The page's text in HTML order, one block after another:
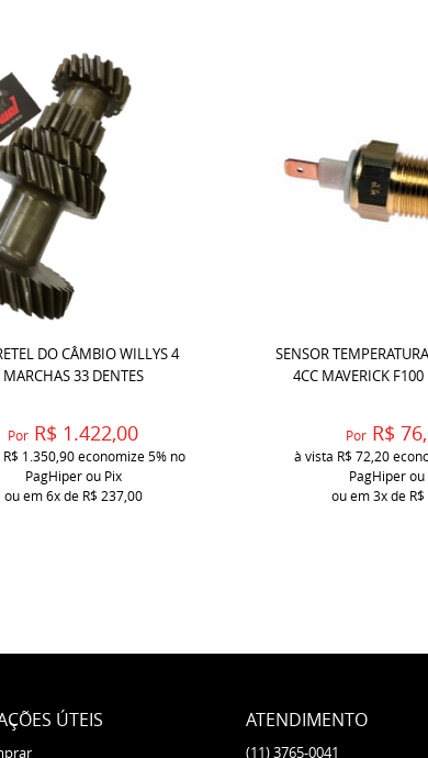
DO CÂMBIO WILLYS 4
MARCHAS 33 DENTES
Por R$ 1.422,00
R$ 1.350,90economize5% no
PagHiper ou Pix
ou em6xde R$ 237,00
SENSOR
4CC MAVERICK F100
Por R$
à vista R$ 72,20
PagHiper ou
ou em3xde
ÚTEIS ATENDIMENTO
(11)3765-0041